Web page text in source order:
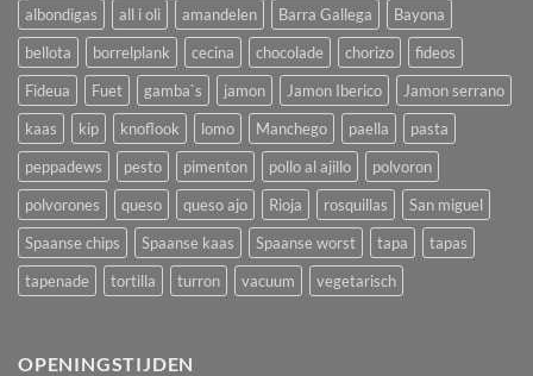
albondigas all i oli amandelen Barra Gallega
Bayona
bellota
borrelplank cecina chocolade chorizo
fideos
Fideua
Fuet gamba`s jamon Jamon Iberico
Jamon serrano
kaas
kip knoflook lomo Manchego paella
pasta
peppadews
pesto pimenton pollo al ajillo
polvoron
polvorones
queso queso ajo Rioja rosquillas
San miguel
Spaanse chips
Spaanse kaas Spaanse worst tapa
tapas
tapenade
tortilla turron vacuum vegetarisch
OPENINGSTIJDEN